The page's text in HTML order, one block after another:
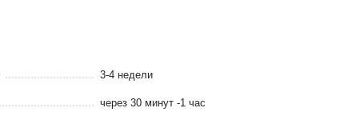
3-4 недели
через 30 минут -1 час